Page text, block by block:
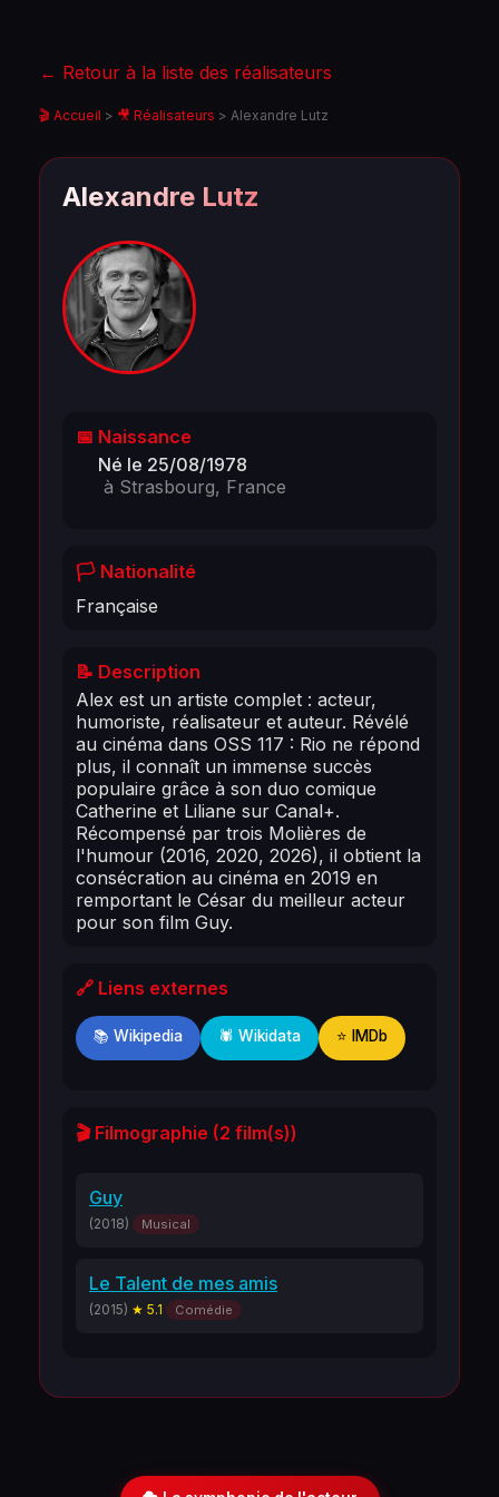
← Retour à la liste des réalisateurs
🎬 Accueil > 🎥 Réalisateurs > Alexandre Lutz
Alexandre Lutz
📅 Naissance
Né le 25/08/1978
à Strasbourg, France
🏳️ Nationalité
Française
📝 Description
Alex est un artiste complet : acteur,
humoriste, réalisateur et auteur. Révélé
au cinéma dans OSS 117 : Rio ne répond
plus, il connaît un immense succès
populaire grâce à son duo comique
Catherine et Liliane sur Canal+.
Récompensé par trois Molières de
l'humour (2016, 2020, 2026), il obtient la
consécration au cinéma en 2019 en
remportant le César du meilleur acteur
pour son film Guy.
🔗 Liens externes
📚 Wikipedia 🕷️ Wikidata ⭐ IMDb
🎬 Filmographie (2 film(s))
Guy
(2018) Musical
Le Talent de mes amis
(2015) ★ 5.1 Comédie